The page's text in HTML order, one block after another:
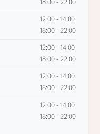
18:00 - 22:00
12:00 - 14:00
18:00 - 22:00
12:00 - 14:00
18:00 - 22:00
12:00 - 14:00
18:00 - 22:00
12:00 - 14:00
18:00 - 22:00